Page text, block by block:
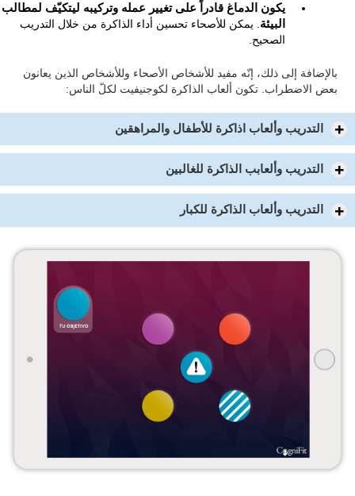
يكون الدماغ قادراً على تغيير عمله وتركيبه ليتكيّف لمطالب
البيئة . يمكن للأصحاء تحسين أداء الذاكرة من خلال التدريب
الصحيح.
بالإضافة إلى ذلك، إنّه مفيد للأشخاص الأصحاء وللأشخاص الذين يعانون
بعض الاضطراب. تكون ألعاب الذاكرة لكوجنيفيت لكلّ الناس:
التدريب وألعاب اذاكرة للأطفال والمراهقين
التدريب وألعابب الذاكرة للغالبين
التدريب وألعاب الذاكرة للكبار